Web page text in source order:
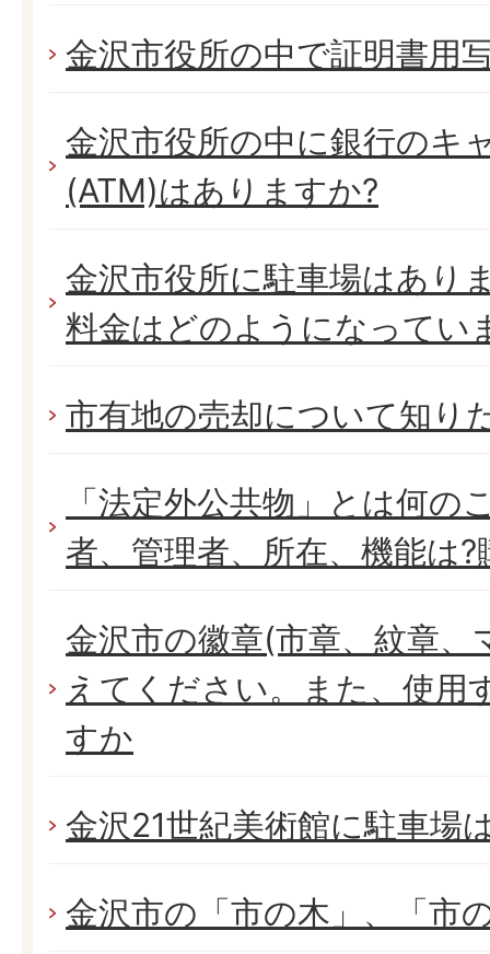
金沢市役所の中で証明書用
金沢市役所の中に銀行のキ
(ATM)はありますか?
金沢市役所に駐車場はあり
料金はどのようになってい
市有地の売却について知り
「法定外公共物」とは何の
者、管理者、所在、機能は
金沢市の徽章(市章、紋章、
えてください。また、使用
すか
金沢21世紀美術館に駐車場
金沢市の「市の木」、「市